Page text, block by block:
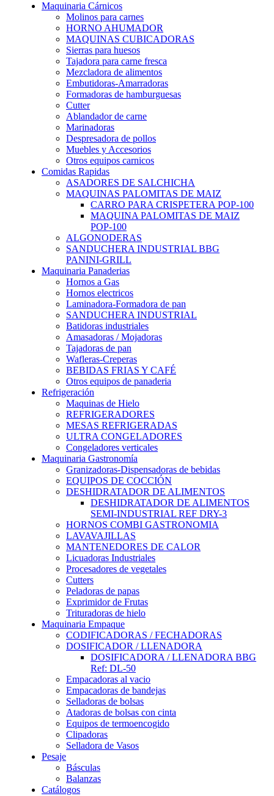
Maquinaria Cárnicos
Molinos para carnes
HORNO AHUMADOR
MAQUINAS CUBICADORAS
Sierras para huesos
Tajadora para carne fresca
Mezcladora de alimentos
Embutidoras-Amarradoras
Formadoras de hamburguesas
Cutter
Ablandador de carne
Marinadoras
Despresadora de pollos
Muebles y Accesorios
Otros equipos carnicos
Comidas Rapidas
ASADORES DE SALCHICHA
MAQUINAS PALOMITAS DE MAIZ
CARRO PARA CRISPETERA POP-100
MAQUINA PALOMITAS DE MAIZ
POP-100
ALGONODERAS
SANDUCHERA INDUSTRIAL BBG
PANINI-GRILL
Maquinaria Panaderias
Hornos a Gas
Hornos electricos
Laminadora-Formadora de pan
SANDUCHERA INDUSTRIAL
Batidoras industriales
Amasadoras / Mojadoras
Tajadoras de pan
Wafleras-Creperas
BEBIDAS FRIAS Y CAFÉ
Otros equipos de panaderia
Refrigeración
Maquinas de Hielo
REFRIGERADORES
MESAS REFRIGERADAS
ULTRA CONGELADORES
Congeladores verticales
Maquinaria Gastronomía
Granizadoras-Dispensadoras de bebidas
EQUIPOS DE COCCIÓN
DESHIDRATADOR DE ALIMENTOS
DESHIDRATADOR DE ALIMENTOS
SEMI-INDUSTRIAL REF DRY-3
HORNOS COMBI GASTRONOMIA
LAVAVAJILLAS
MANTENEDORES DE CALOR
Licuadoras Industriales
Procesadores de vegetales
Cutters
Peladoras de papas
Exprimidor de Frutas
Trituradoras de hielo
Maquinaria Empaque
CODIFICADORAS / FECHADORAS
DOSIFICADOR / LLENADORA
DOSIFICADORA / LLENADORA BBG
Ref: DL-50
Empacadoras al vacio
Empacadoras de bandejas
Selladoras de bolsas
Atadoras de bolsas con cinta
Equipos de termoencogido
Clipadoras
Selladora de Vasos
Pesaje
Básculas
Balanzas
Catálogos